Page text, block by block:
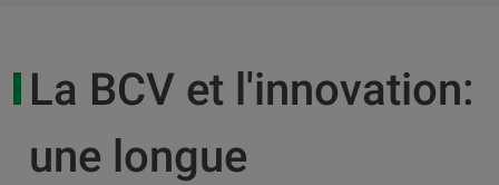
La BCV et l'innovation:
une longue